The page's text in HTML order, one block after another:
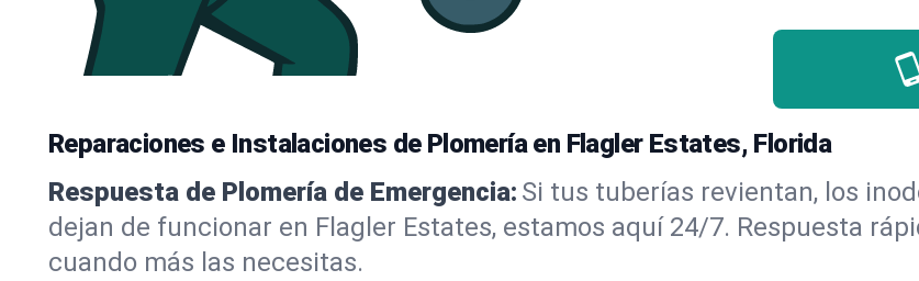
Reparaciones e Instalaciones de Plomería en Flagler Estates, Florida
Respuesta de Plomería de Emergencia: Si tus tuberías revientan, los
dejan de funcionar en Flagler Estates, estamos aquí 24/7. Respuesta
cuando más las necesitas.